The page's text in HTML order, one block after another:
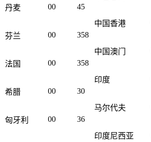
丹麦 00 45
芬兰 00 358
法国 00 358
希腊 00 30
匈牙利 00 36
中国香港
中国澳门
印度
马尔代夫
印度尼西亚